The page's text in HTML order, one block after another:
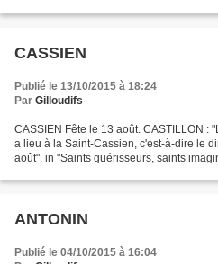
CASSIEN
Publié le 13/10/2015 à 18:24
Par Gilloudifs
CASSIEN Fête le 13 août. CASTILLON :
a lieu à la Saint-Cassien, c'est-à-dire le
août". in "Saints guérisseurs, saints
ANTONIN
Publié le 04/10/2015 à 16:04